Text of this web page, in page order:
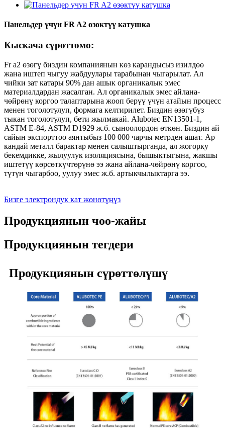
Панельдер үчүн FR A2 өзөктүү катушка
Кыскача сүрөттөмө:
Fr a2 өзөгү биздин компаниянын көз карандысыз изилдөө
жана иштеп чыгуу жабдуулары тарабынан чыгарылат. Ал
чийки зат катары 90% дан ашык органикалык эмес
материалдардан жасалган. Ал органикалык эмес айлана-
чөйрөнү коргоо талаптарына жооп берүү үчүн атайын процесс
менен тоголотулуп, формага келтирилет. Биздин өзөгүбүз
тыкан тоголотулуп, бети жылмакай. Alubotec EN13501-1,
ASTM E-84, ASTM D1929 ж.б. сыноолордон өткөн. Биздин ай
сайын экспорттоо аянтыбыз 100 000 чарчы метрден ашат. Ар
кандай металл барактар ​​менен салыштырганда, ал жогорку
бекемдикке, жылуулук изоляциясына, бышыктыгына, жакшы
иштетүү көрсөткүчтөрүнө ээ жана айлана-чөйрөнү коргоо,
түтүн чыгарбоо, уулуу эмес ж.б. артыкчылыктарга ээ.
Бизге электрондук кат жөнөтүңүз
Продукциянын чоо-жайы
Продукциянын тегдери
Продукциянын сүрөттөлүшү